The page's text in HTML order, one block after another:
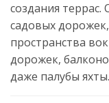
создания
садовых
пространства
дорожек,
даже палубы яхты.